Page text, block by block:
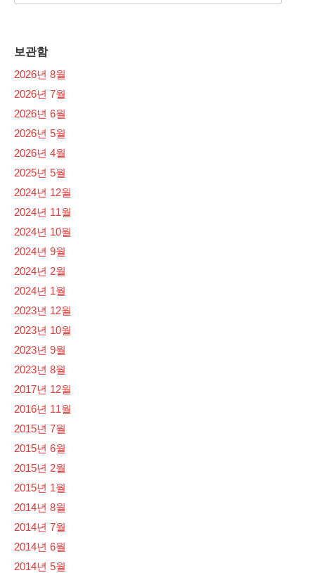
보관함
2026년 8월
2026년 7월
2026년 6월
2026년 5월
2026년 4월
2025년 5월
2024년 12월
2024년 11월
2024년 10월
2024년 9월
2024년 2월
2024년 1월
2023년 12월
2023년 10월
2023년 9월
2023년 8월
2017년 12월
2016년 11월
2015년 7월
2015년 6월
2015년 2월
2015년 1월
2014년 8월
2014년 7월
2014년 6월
2014년 5월